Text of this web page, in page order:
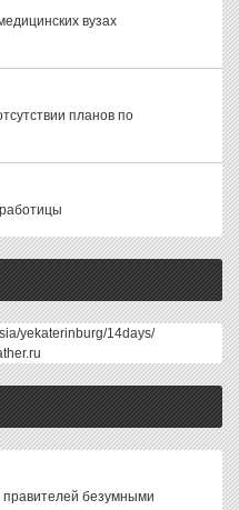
вузах
планов по
yekaterinburg/14days/
правителей безумными